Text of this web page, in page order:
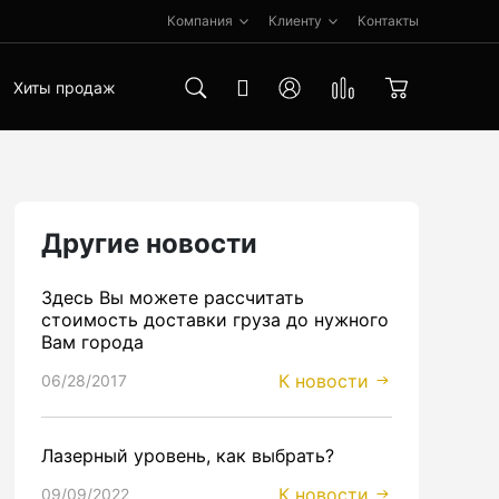
Компания Клиенту Контакты
Хиты продаж
Другие новости
Здесь Вы можете рассчитать
стоимость доставки груза до нужного
Вам города
06/28/2017 К новости
Лазерный уровень, как выбрать?
09/09/2022 К новости